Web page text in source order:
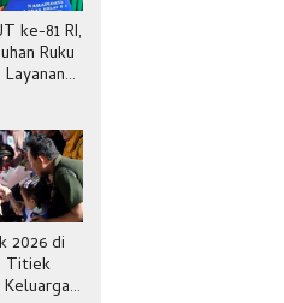
ke-81 RI,
Ruku
2026 di
Titiek